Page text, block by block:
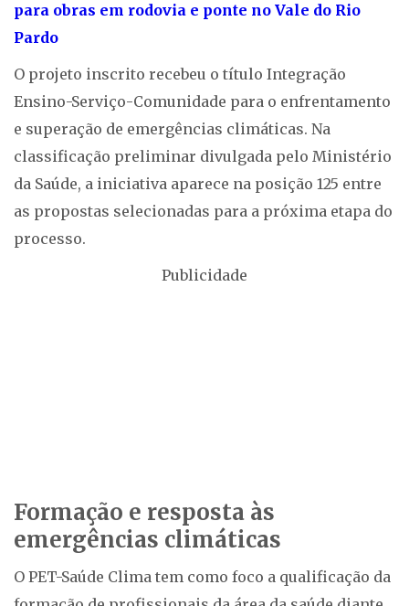
para obras em rodovia e ponte no Vale do Rio
Pardo
O projeto inscrito recebeu o título Integração
Ensino-Serviço-Comunidade para o enfrentamento
e superação de emergências climáticas. Na
classificação preliminar divulgada pelo Ministério
da Saúde, a iniciativa aparece na posição 125 entre
as propostas selecionadas para a próxima etapa do
processo.
Publicidade
Formação e resposta às
emergências climáticas
O PET-Saúde Clima tem como foco a qualificação da